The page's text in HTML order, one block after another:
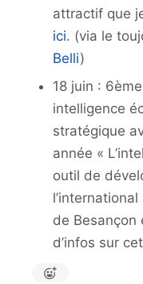
attractif que
ici. (via le
Belli)
18 juin :
intelligence
stratégique
année «
outil de
l’international
de Besançon
d’infos sur